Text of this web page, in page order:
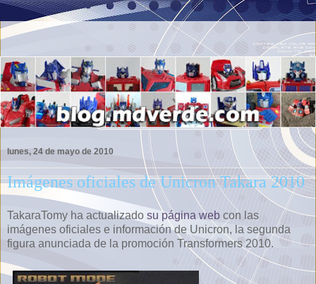
lunes, 24 de mayo de 2010
Imágenes oficiales de Unicron Takara 2010
TakaraTomy ha actualizado su página web con las
imágenes oficiales e información de Unicron, la segunda
figura anunciada de la promoción Transformers 2010.